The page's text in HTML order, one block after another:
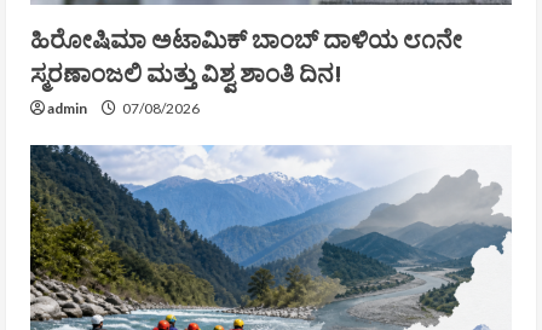
ಹಿರೋಷಿಮಾ ಅಟಾಮಿಕ್ ಬಾಂಬ್ ದಾಳಿಯ ೮೧ನೇ
ಸ್ಮರಣಾಂಜಲಿ ಮತ್ತು ವಿಶ್ವ ಶಾಂತಿ ದಿನ!
admin 07/08/2026